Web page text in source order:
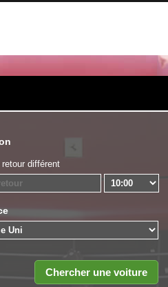
retour différent